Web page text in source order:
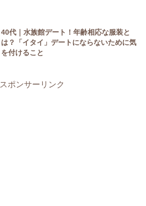
40代｜水族館デート！年齢相応な服装と
は？「イタイ」デートにならないために気
を付けること
スポンサーリンク